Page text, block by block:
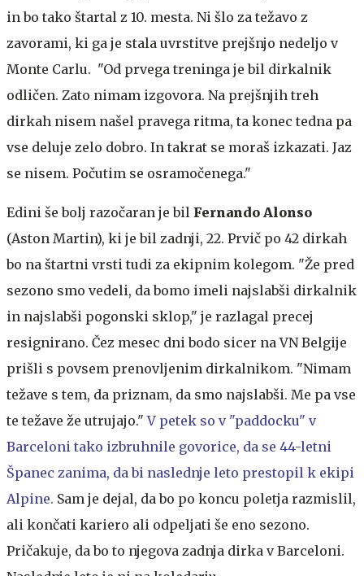
in bo tako štartal z 10. mesta. Ni šlo za težavo z
zavorami, ki ga je stala uvrstitve prejšnjo nedeljo v
Monte Carlu. "Od prvega treninga je bil dirkalnik
odličen. Zato nimam izgovora. Na prejšnjih treh
dirkah nisem našel pravega ritma, ta konec tedna pa
vse deluje zelo dobro. In takrat se moraš izkazati. Jaz
se nisem. Počutim se osramočenega."
Edini še bolj razočaran je bil Fernando Alonso
(Aston Martin), ki je bil zadnji, 22. Prvič po 42 dirkah
bo na štartni vrsti tudi za ekipnim kolegom. "Že pred
sezono smo vedeli, da bomo imeli najslabši dirkalnik
in najslabši pogonski sklop," je razlagal precej
resignirano. Čez mesec dni bodo sicer na VN Belgije
prišli s povsem prenovljenim dirkalnikom. "Nimam
težave s tem, da priznam, da smo najslabši. Me pa vse
te težave že utrujajo."V petek so v "paddocku" v
Barceloni tako izbruhnile govorice, da se 44-letni
Španec zanima, da bi naslednje leto prestopil k ekipi
Alpine. Sam je dejal, da bo po koncu poletja razmislil,
ali končati kariero ali odpeljati še eno sezono.
Pričakuje, da bo to njegova zadnja dirka v Barceloni.